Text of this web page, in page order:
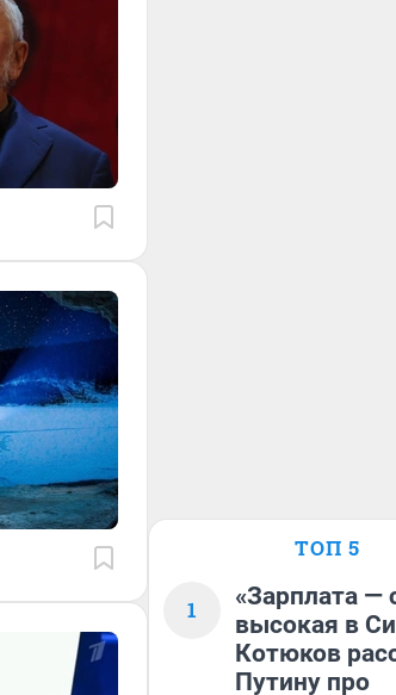
ТОП 5
1
«Зарплата —
высокая в
Котюков
Путину про